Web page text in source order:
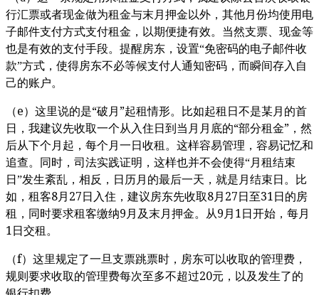
行汇票或者现金做为租金与末月押金以外，其他月份均使用电
子邮件支付方式支付租金，以期便捷有效。当然支票、现金等
也是有效的支付手段。提醒房东，设置“免密码的电子邮件收
款”方式，使得房东不必等候支付人通知密码，而瞬间存入自
己的账户。
（e）这里说的是“破月 ”起租情形。比如起租日不是某月的首
日，我建议先收取一个从入住日到当月月底的“部分租金” ，然
后从下个月起，每个月一日收租。这样容易管理，容易记忆和
追查。同时，司法实践证明，这样也并不会使得“月租结束
日”发生紊乱，相反，日历月的最后一天，就是月结束日。比
如，租客8月 27 日入住，建议房东先收取8月 27 日至31 日的房
租，同时要求租客缴纳9月及末月押金。从9月 1 日开始，每月
1 日交租。
（f）这里规定了一旦支票跳票时，房东可以收取的管理费，
规则要求收取的管理费每次至多不超过20元，以及发生了的